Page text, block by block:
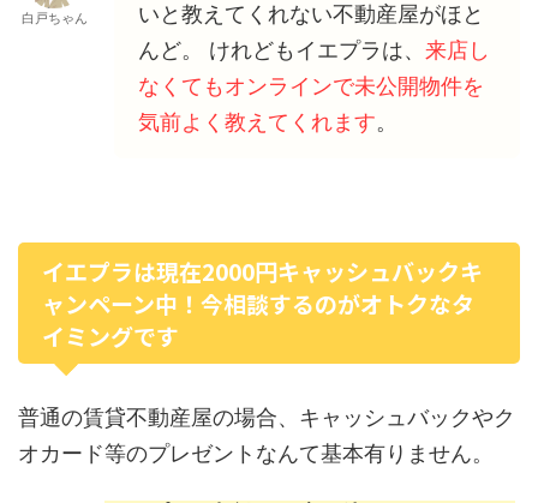
白戸ちゃん
いと教えてくれない不動産屋がほと
んど。 けれどもイエプラは、 来店し
なくてもオンラインで未公開物件を
気前よく教えてくれます。
イエプラは現在2000円キャッシュバックキ
ャンペーン中！今相談するのがオトクなタ
イミングです
普通の賃貸不動産屋の場合、キャッシュバックやク
オカード等のプレゼントなんて基本有りません。